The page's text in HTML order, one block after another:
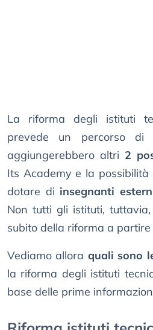
La riforma degli istituti
prevede un percorso di
aggiungerebbero altri 2
Its Academy e la possibilità
dotare di insegnanti
Non tutti gli istituti,
subito della riforma a
Vediamo allora quali sono
la riforma degli istituti
base delle prime